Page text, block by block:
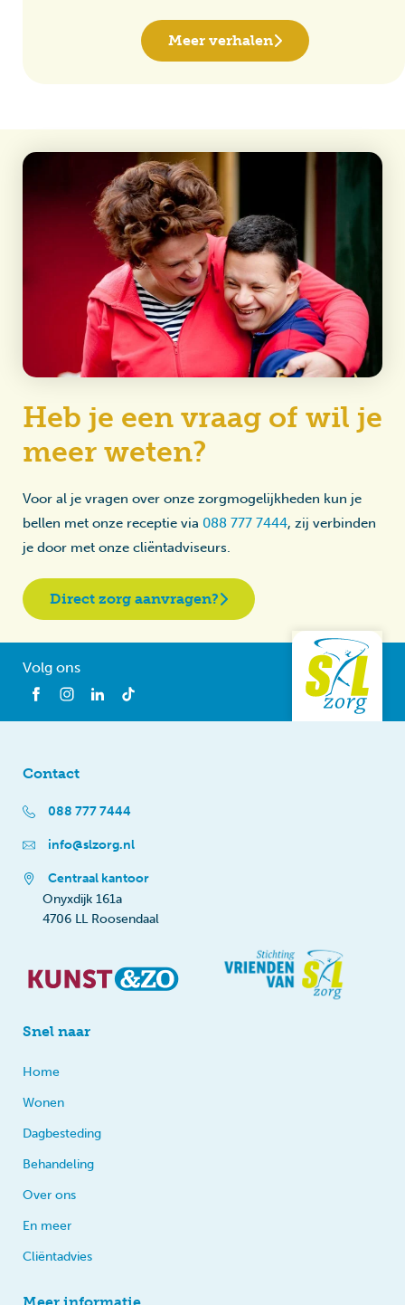
Meer verhalen
Heb je een vraag of wil je
meer weten?
Voor al je vragen over onze zorgmogelijkheden kun je
bellen met onze receptie via 088 777 7444, zij verbinden
je door met onze cliëntadviseurs.
Direct zorg aanvragen?
Volg ons
Contact
088 777 7444
info@slzorg.nl
Centraal kantoor
Onyxdijk 161a
4706 LL Roosendaal
Snel naar
Home
Wonen
Dagbesteding
Behandeling
Over ons
En meer
Cliëntadvies
Meer informatie